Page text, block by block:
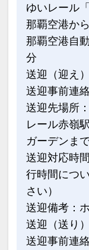
※旅行代金
設定期間：
31日
インターネ
17511267
【連泊する
す
連泊の場合
２泊目より
円引
※他の割引
※割引適用
ーからお進
「空室照
さい。
※宿泊期間
氏名・客
一であるこ
す。
ゆいレール
那覇空港か
那覇空港自
分
送迎（迎え
送迎事前連
送迎先場所
レール赤嶺
ガーデンま
送迎対応時
行時間につ
さい）
送迎備考：
送迎（送り
送迎事前連